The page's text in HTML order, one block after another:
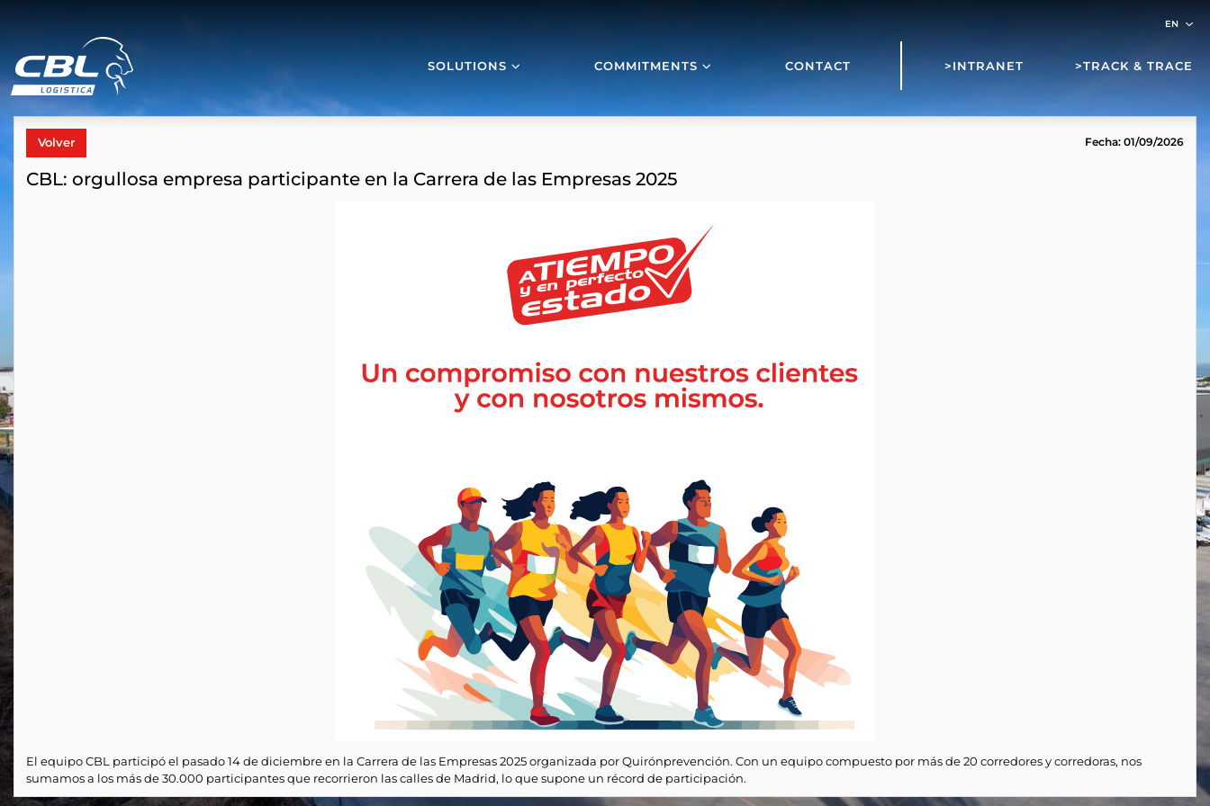
SOLUTIONS COMMITMENTS CONTACT >INTRANET >TRACK & TRACE
Volver Fecha: 01/09/2026
CBL: orgullosa empresa participante en la Carrera de las Empresas 2025
El equipo CBL participó el pasado 14 de diciembre en la Carrera de las Empresas 2025 organizada por Quirónprevención. Con un equipo compuesto por más de 20 corredores y corredoras, nos
sumamos a los más de 30.000 participantes que recorrieron las calles de Madrid, lo que supone un récord de participación.